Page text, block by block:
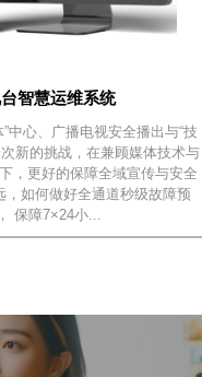
智慧运维系统
中心、广播电视安全播出与“技
新的挑战，在兼顾媒体技术与
，更好的保障全域宣传与安全
，如何做好全通道秒级故障预
保障7×24小...